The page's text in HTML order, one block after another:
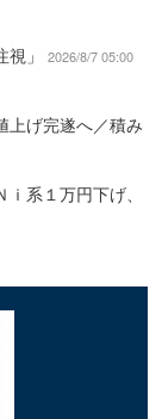
」
2026/8/7 05:00
上げ完遂へ／積み
系１万円下げ、